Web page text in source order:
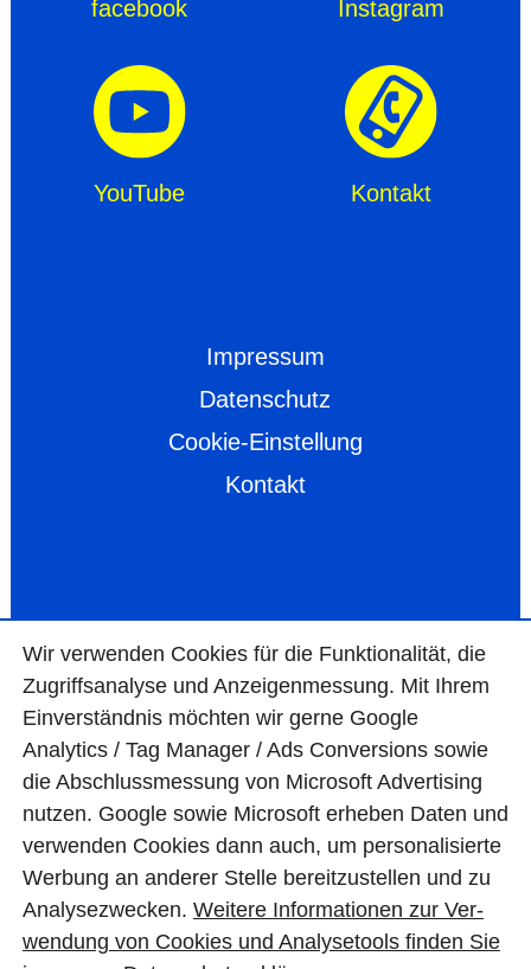
facebook Instagram
YouTube Kontakt
Impressum
Datenschutz
Cookie-Einstellung
Kontakt
© BAS Mauerwerkstrockenlegung GmbH
Wir ver­wen­den Cookies für die Funktio­na­lität, die
Zugriffs­ana­lyse und Anzei­gen­mes­sung. Mit Ihrem
Ein­ver­ständ­nis möchten wir gerne Google
Analytics / Tag Manager / Ads Con­ver­sions sowie
die Abschluss­mes­sung von Micro­soft Adver­tising
nutzen. Google sowie Micro­soft erheben Daten und
ver­wen­den Cookies dann auch, um perso­nali­sierte
Wer­bung an ande­rer Stelle bereit­zu­stel­len und zu
Ana­lyse­zwecken. Wei­tere Infor­matio­nen zur Ver­
wen­dung von Cookies und Ana­lyse­tools fin­den Sie